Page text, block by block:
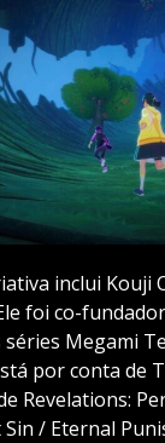
inclui Kouji
foi co-
Megami
por conta de
Revelations:
Sin / Eternal